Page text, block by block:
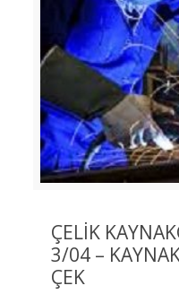
ÇELİK
3/04 –
ÇEK